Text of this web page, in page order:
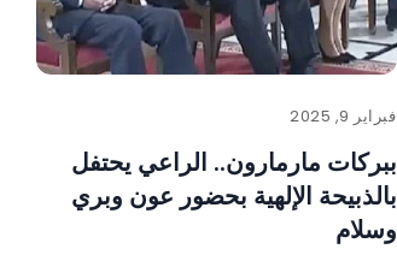
فبراير 9, 2025
ببركات مارمارون.. الراعي يحتفل
بالذبيحة الإلهية بحضور عون وبري
وسلام